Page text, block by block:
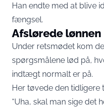
Han endte med at blive
fængsel.
Afslørede lønnen
Under retsmødet kom
spørgsmålene lød på,
indtægt normalt er på.
Her tøvede den tidligere
“Uha, skal man sige det